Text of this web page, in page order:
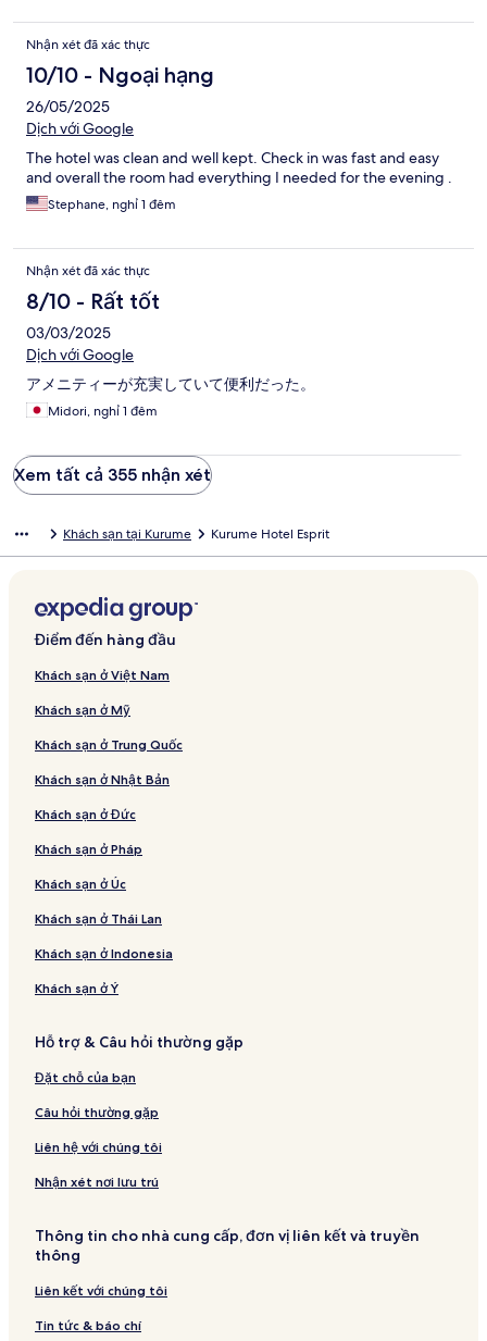
Nhận xét đã xác thực
10/10 - Ngoại hạng
26/05/2025
Dịch với Google
The hotel was clean and well kept. Check in was fast and easy
and overall the room had everything I needed for the evening .
Stephane, nghỉ 1 đêm
Nhận xét đã xác thực
8/10 - Rất tốt
03/03/2025
Dịch với Google
アメニティーが充実していて便利だった。
Midori, nghỉ 1 đêm
Xem tất cả 355 nhận xét
Khách sạn tại Kurume Kurume Hotel Esprit
Điểm đến hàng đầu
Khách sạn ở Việt Nam
Khách sạn ở Mỹ
Khách sạn ở Trung Quốc
Khách sạn ở Nhật Bản
Khách sạn ở Đức
Khách sạn ở Pháp
Khách sạn ở Úc
Khách sạn ở Thái Lan
Khách sạn ở Indonesia
Khách sạn ở Ý
Hỗ trợ & Câu hỏi thường gặp
Đặt chỗ của bạn
Câu hỏi thường gặp
Liên hệ với chúng tôi
Nhận xét nơi lưu trú
Thông tin cho nhà cung cấp, đơn vị liên kết và truyền
thông
Liên kết với chúng tôi
Tin tức & báo chí